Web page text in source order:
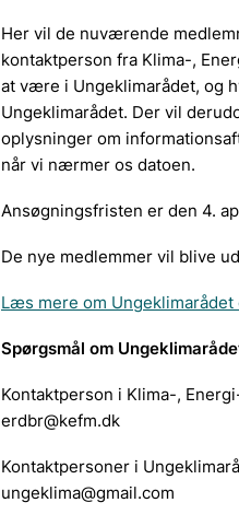
Her vil de nuværende
kontaktperson fra Klima-,
at være i Ungeklimarådet, og
Ungeklimarådet. Der vil
oplysninger om
når vi nærmer os datoen.
Ansøgningsfristen er den 4.
De nye medlemmer vil blive
Læs mere om
Spørgsmål om
Kontaktperson i Klima-,
erdbr@kefm.dk
Kontaktpersoner i
ungeklima@gmail.com